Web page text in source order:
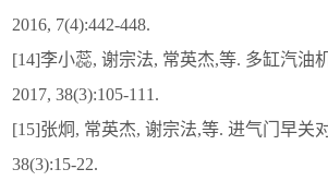
2016, 7(4):442-448.
[14]李小蕊, 谢宗法, 常英杰,等. 多缸汽油
2017, 38(3):105-111.
[15]张炯, 常英杰, 谢宗法,等. 进气门早关
38(3):15-22.